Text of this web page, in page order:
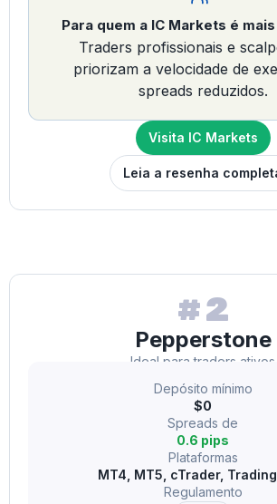
Para quem a IC Markets é
Traders profissionais e
priorizam a velocidade de
spreads reduzidos.
Visita IC Markets
Leia a resenha
#2
Pepperstone
Ideal para traders ativos
Depósito mínimo
$0
Spreads de
0.6 pips
Plataformas
MT4, MT5, cTrader,
Regulamento